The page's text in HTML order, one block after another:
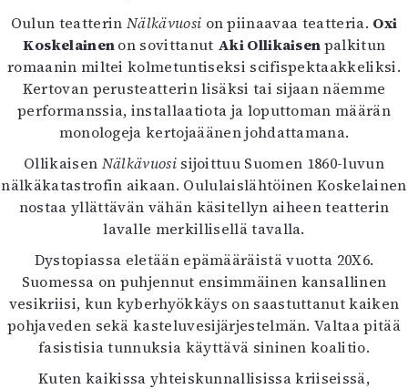
Info
Tilaus ja irtonumerot
Yhteistyössä
Toimitus
Mediatiedot
Kaltio ry
Oulun teatterin Nälkävuosi on piinaavaa teatteria. Oxi
Koskelainenon sovittanut Aki Ollikaisenpalkitun
romaanin miltei kolmetuntiseksi scifispektaakkeliksi.
Kertovan perusteatterin lisäksi tai sijaan näemme
performanssia, installaatiota ja loputtoman määrän
monologeja kertojaäänen johdattamana.
Ollikaisen Nälkävuosi sijoittuu Suomen 1860-luvun
nälkäkatastrofin aikaan. Oululaislähtöinen Koskelainen
nostaa yllättävän vähän käsitellyn aiheen teatterin
lavalle merkillisellä tavalla.
Dystopiassa eletään epämääräistä vuotta 20X6.
Suomessa on puhjennut ensimmäinen kansallinen
vesikriisi, kun kyberhyökkäys on saastuttanut kaiken
pohjaveden sekä kasteluvesijärjestelmän. Valtaa pitää
fasistisia tunnuksia käyttävä sininen koalitio.
Kuten kaikissa yhteiskunnallisissa kriiseissä,